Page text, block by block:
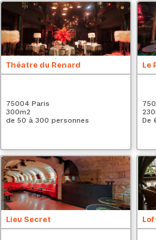
Théatre du Renard
75004 Paris
300m2
de 50 à 300 personnes
Le
230
De
Lieu Secret